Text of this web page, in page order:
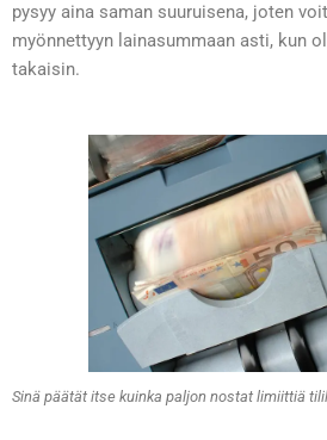
pysyy aina saman suuruisena, joten
myönnettyyn lainasummaan asti, kun
takaisin.
Sinä päätät itse kuinka paljon nostat limiittiä